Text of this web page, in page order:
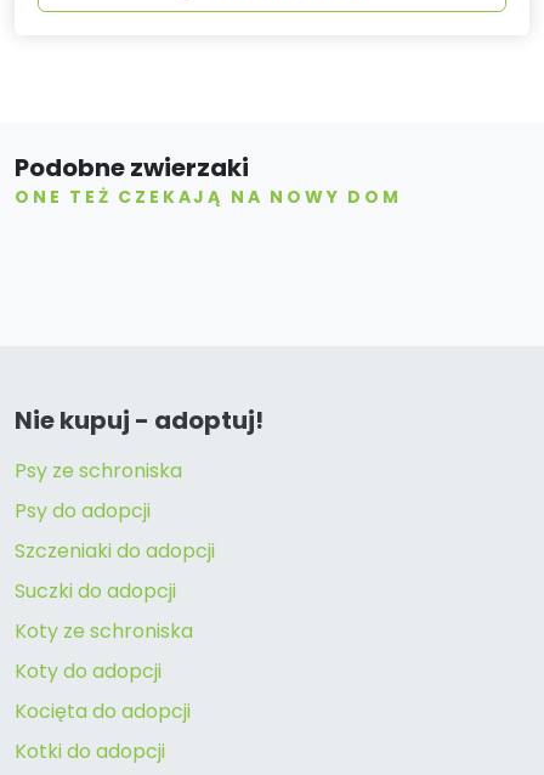
Podobne zwierzaki
ONE TEŻ CZEKAJĄ NA NOWY DOM
Nie kupuj - adoptuj!
Psy ze schroniska
Psy do adopcji
Szczeniaki do adopcji
Suczki do adopcji
Koty ze schroniska
Koty do adopcji
Kocięta do adopcji
Kotki do adopcji